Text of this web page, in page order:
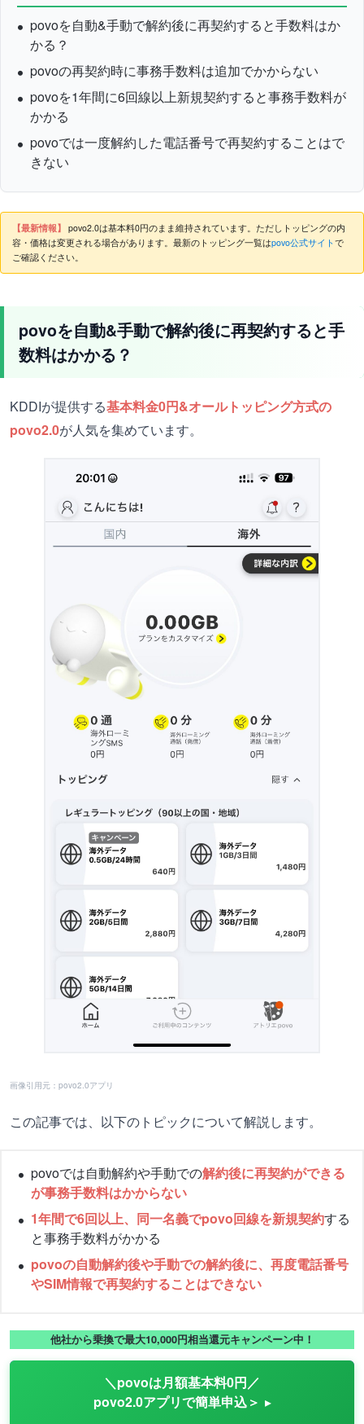
povoを自動&手動で解約後に再契約すると手数料はか
かる？
povoの再契約時に事務手数料は追加でかからない
povoを1年間に6回線以上新規契約すると事務手数料が
かかる
povoでは一度解約した電話番号で再契約することはで
きない
【最新情報】 povo2.0は基本料0円のまま維持されています。ただしトッピングの内
容・価格は変更される場合があります。最新のトッピング一覧はpovo公式サイトで
ご確認ください。
povoを自動&手動で解約後に再契約すると手
数料はかかる？
KDDIが提供する基本料金0円&オールトッピング方式の
povo2.0が人気を集めています。
画像引用元：povo2.0アプリ
この記事では、以下のトピックについて解説します。
povoでは自動解約や手動での解約後に再契約ができる
が事務手数料はかからない
1年間で6回以上、同一名義でpovo回線を新規契約する
と事務手数料がかかる
povoの自動解約後や手動での解約後に、再度電話番号
やSIM情報で再契約することはできない
他社から乗換で最大10,000円相当還元キャンペーン中！
＼povoは月額基本料0円／
povo2.0アプリで簡単申込＞